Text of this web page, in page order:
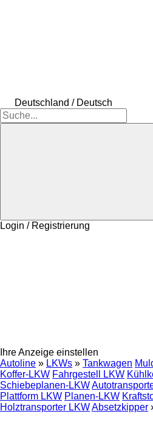
Deutschland / Deutsch
Login / Registrierung
Ihre Anzeige einstellen
Autoline » LKWs » Tankwagen
Koffer-LKW Fahrgestell LKW
Schiebeplanen-LKW
Plattform LKW Planen-LKW
Holztransporter LKWAbsetzkipper